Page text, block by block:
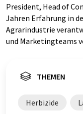
President, Head of
Jahren Erfahrung in
Agrarindustrie
und Marketingteams
THEMEN
Herbizide